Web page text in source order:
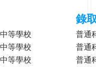
錄
等學校
普通
等學校
普通
等學校
普通